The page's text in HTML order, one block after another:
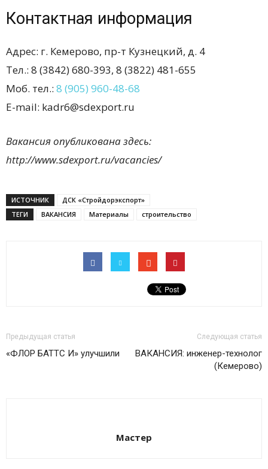
Контактная информация
Адрес: г. Кемерово, пр-т Кузнецкий, д. 4
Тел.: 8 (3842) 680-393, 8 (3822) 481-655
Моб. тел.: 8 (905) 960-48-68
E-mail: kadr6@sdexport.ru
Вакансия опубликована здесь:
http://www.sdexport.ru/vacancies/
ИСТОЧНИК
ДСК «Стройдорэкспорт»
ТЕГИ
ВАКАНСИЯ Материалы строительство
Предыдущая статья
«ФЛОР БАТТС И» улучшили
Следующая статья
ВАКАНСИЯ: инженер-технолог
(Кемерово)
Мастер